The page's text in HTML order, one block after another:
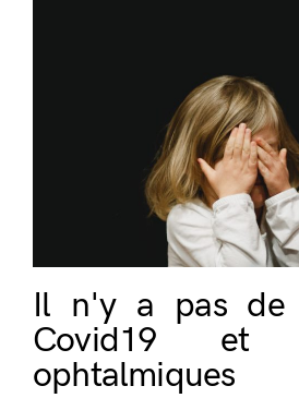
Il n'y a pas de
Covid19 et
ophtalmiques